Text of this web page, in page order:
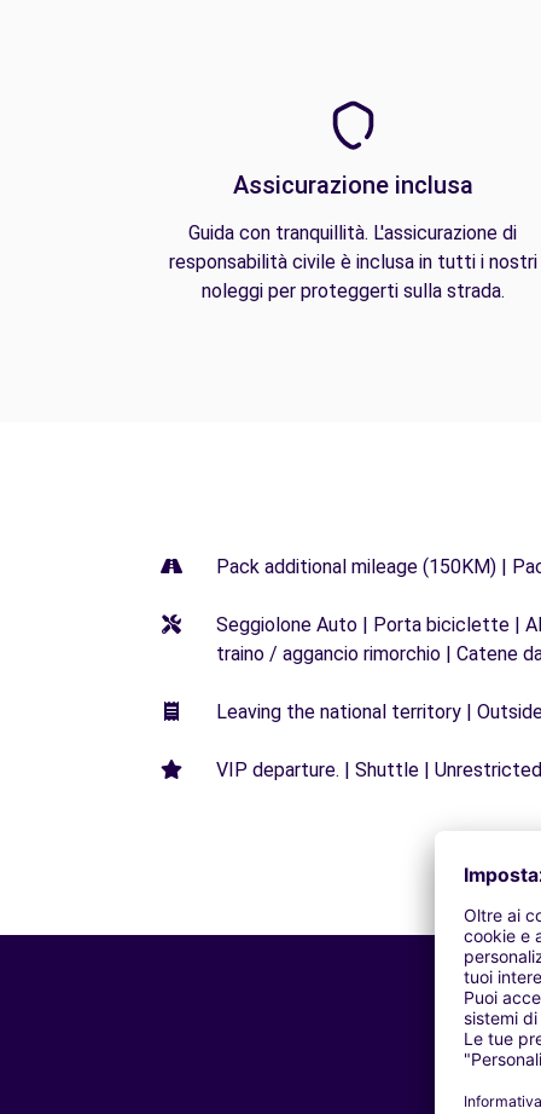
Assicurazione inclusa
Guida con tranquillità. L'assicurazione di
responsabilità civile è inclusa in tutti i nostri
noleggi per proteggerti sulla strada.
Pack additional mileage (150KM) |
Seggiolone Auto | Porta biciclette |
traino / aggancio rimorchio | Catene
Leaving the national territory |
VIP departure. | Shuttle |